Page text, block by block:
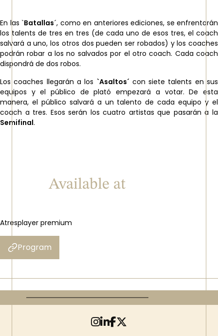
En las `Batallas´, como en anteriores ediciones, se enfrentarán
los talents de tres en tres (de cada uno de esos tres, el coach
salvará a uno, los otros dos pueden ser robados) y los coaches
podrán robar a los no salvados por el otro coach. Cada coach
dispondrá de dos robos.
Los coaches llegarán a los `Asaltos´ con siete talents en sus
equipos y el público de plató empezará a votar. De esta
manera, el público salvará a un talento de cada equipo y el
coach a tres. Esos serán los cuatro artistas que pasarán a la
Semifinal.
Available at
Atresplayer premium
Program